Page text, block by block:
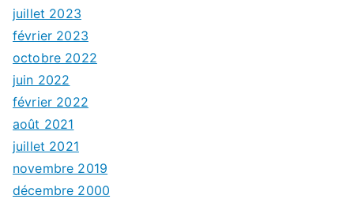
juillet 2023
février 2023
octobre 2022
juin 2022
février 2022
août 2021
juillet 2021
novembre 2019
décembre 2000